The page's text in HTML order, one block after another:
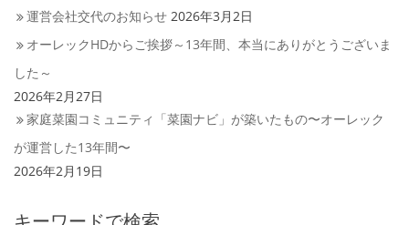
運営会社交代のお知らせ 2026年3月2日
オーレックHDからご挨拶～13年間、本当にありがとうございま
した～
2026年2月27日
家庭菜園コミュニティ「菜園ナビ」が築いたもの〜オーレック
が運営した13年間〜
2026年2月19日